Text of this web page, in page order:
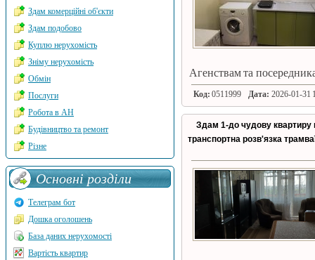
Агенствам та
Код: 0511999 Дата: 2026-01-31
Здам 1-до чудову квартиру
транспортна розв'язка
Здам комерційні об'єкти
Здам подобово
Куплю нерухомість
Зніму нерухомість
Обмін
Послуги
Робота в АН
Будівництво та ремонт
Різне
Основні розділи
Телеграм бот
Дошка оголошень
База даних нерухомості
Вартість квартир